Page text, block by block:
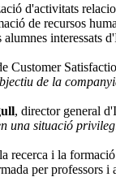
d'activitats
de recursos
interessats
Customer
de la
, director general
una situació
recerca i la
per professors i